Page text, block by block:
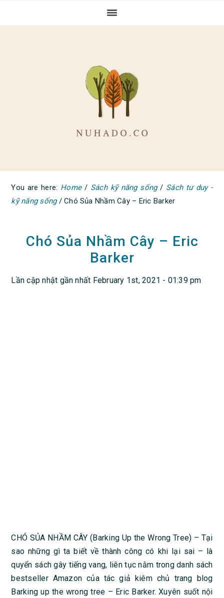
You are here: Home / Sách kỹ năng sống / Sách tư duy -
kỹ năng sống /Chó Sủa Nhầm Cây – Eric Barker
Chó Sủa Nhầm Cây – Eric
Barker
Lần cập nhật gần nhất February 1st, 2021 - 01:39 pm
CHÓ SỦA NHẦM CÂY (Barking Up the Wrong Tree) – Tại
sao những gì ta biết về thành công có khi lại sai – là
quyển sách gây tiếng vang, liên tục nằm trong danh sách
bestseller Amazon của tác giả kiêm chủ trang blog
Barking up the wrong tree – Eric Barker. Xuyên suốt nội